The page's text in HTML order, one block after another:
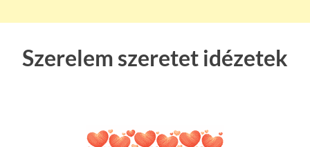
Szerelem szeretet idézetek